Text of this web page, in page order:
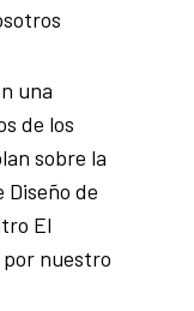
una
de los
sobre la
Diseño de
El
por nuestro